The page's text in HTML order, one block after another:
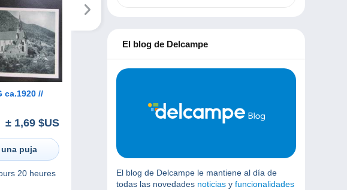
//
± 1,69 $US
una puja
20 heures
El blog de Delcampe
El blog de Delcampe le mantiene al día de
todas las novedades noticias y funcionalidades